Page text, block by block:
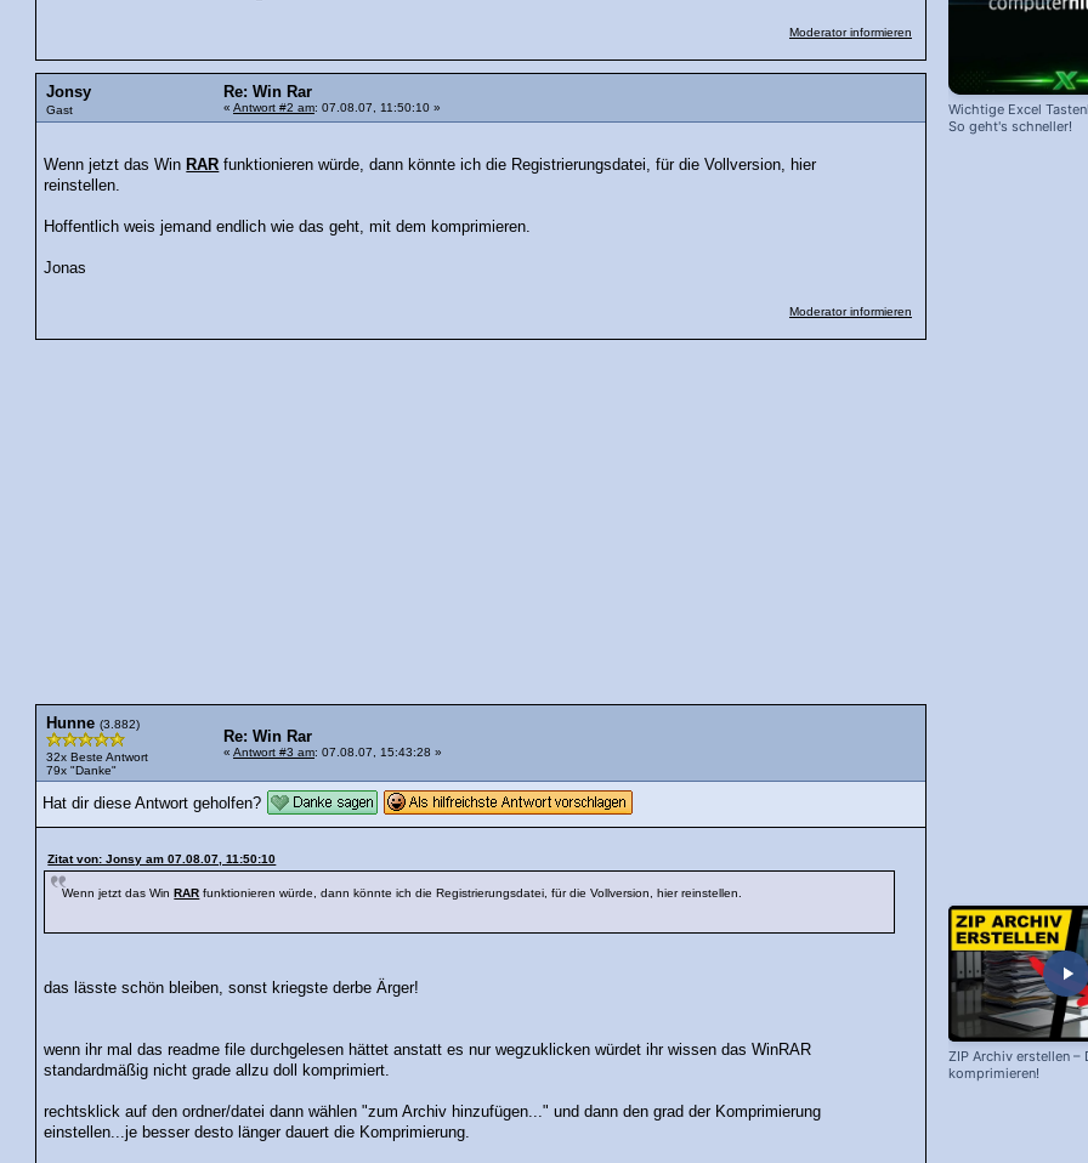
Moderator informieren
Jonsy
Gast
Re: Win Rar
« Antwort #2 am: 07.08.07, 11:50:10 »
Wenn jetzt das Win RAR funktionieren würde, dann könnte ich die Registrierungsdatei, für die Vollversion, hier
reinstellen.
Hoffentlich weis jemand endlich wie das geht, mit dem komprimieren.
Jonas
Moderator informieren
Hunne (3.882)
32x Beste Antwort
79x "Danke"
Re: Win Rar
« Antwort #3 am: 07.08.07, 15:43:28 »
Hat dir diese Antwort geholfen?
Zitat von: Jonsy am 07.08.07, 11:50:10
Wenn jetzt das Win RAR funktionieren würde, dann könnte ich die Registrierungsdatei, für die Vollversion, hier reinstellen.
das lässte schön bleiben, sonst kriegste derbe Ärger!
wenn ihr mal das readme file durchgelesen hättet anstatt es nur wegzuklicken würdet ihr wissen das WinRAR
standardmäßig nicht grade allzu doll komprimiert.
rechtsklick auf den ordner/datei dann wählen "zum Archiv hinzufügen..." und dann den grad der Komprimierung
einstellen...je besser desto länger dauert die Komprimierung.
Wichtige Excel
So geht's schneller!
ZIP Archiv erstellen –
komprimieren!